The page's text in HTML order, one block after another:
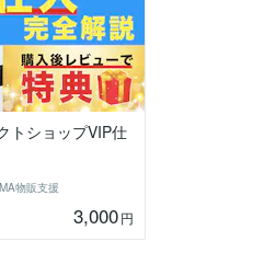
トショップVIP仕
物販支援
3,000円